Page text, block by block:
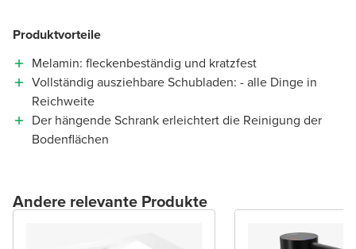
Produktvorteile
Melamin: fleckenbeständig und kratzfest
Vollständig ausziehbare Schubladen: - alle Dinge in
Reichweite
Der hängende Schrank erleichtert die Reinigung der
Bodenflächen
Andere relevante Produkte